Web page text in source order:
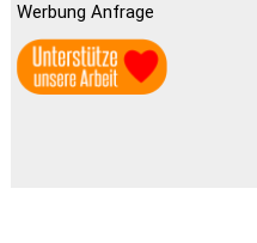
Werbung Anfrage